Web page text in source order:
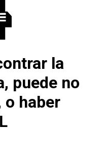
la
puede no
haber